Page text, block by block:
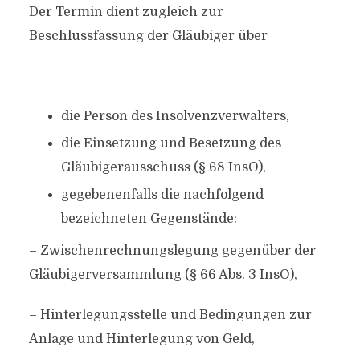
Der Termin dient zugleich zur
Beschlussfassung der Gläubiger über
die Person des Insolvenzverwalters,
die Einsetzung und Besetzung des
Gläubigerausschuss (§ 68 InsO),
gegebenenfalls die nachfolgend
bezeichneten Gegenstände:
– Zwischenrechnungslegung gegenüber der
Gläubigerversammlung (§ 66 Abs. 3 InsO),
– Hinterlegungsstelle und Bedingungen zur
Anlage und Hinterlegung von Geld,